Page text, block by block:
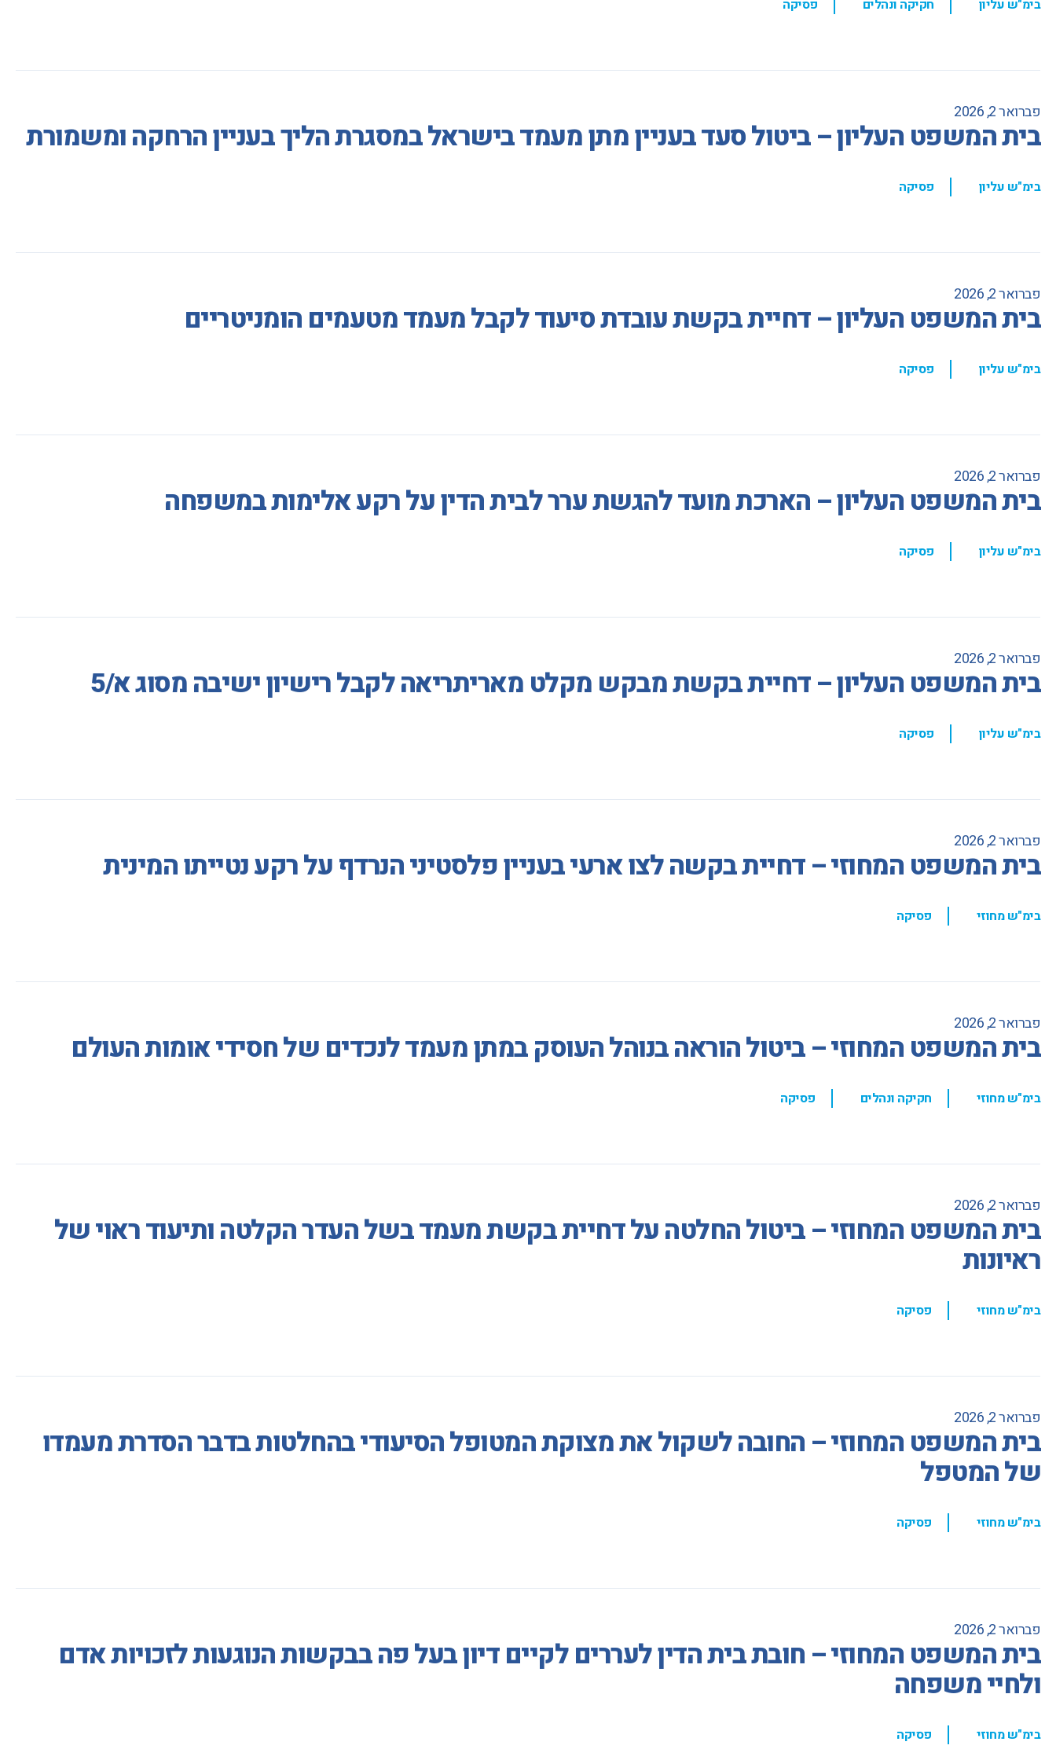
בימ"ש עליון חקיקה ונהלים פסיקה
פברואר 2, 2026
בית המשפט העליון – ביטול סעד בעניין מתן מעמד בישראל במסגרת הליך בעניין הרחקה ומשמורת
בימ"ש עליון , פסיקה
פברואר 2, 2026
בית המשפט העליון – דחיית בקשת עובדת סיעוד לקבל מעמד מטעמים הומניטריים
בימ"ש עליון , פסיקה
פברואר 2, 2026
בית המשפט העליון – הארכת מועד להגשת ערר לבית הדין על רקע אלימות במשפחה
בימ"ש עליון , פסיקה
פברואר 2, 2026
בית המשפט העליון – דחיית בקשת מבקש מקלט מאריתריאה לקבל רישיון ישיבה מסוג א/5
בימ"ש עליון , פסיקה
פברואר 2, 2026
בית המשפט המחוזי – דחיית בקשה לצו ארעי בעניין פלסטיני הנרדף על רקע נטייתו המינית
בימ"ש מחוזי , פסיקה
פברואר 2, 2026
בית המשפט המחוזי – ביטול הוראה בנוהל העוסק במתן מעמד לנכדים של חסידי אומות העולם
בימ"ש מחוזי , חקיקה ונהלים , פסיקה
פברואר 2, 2026
בית המשפט המחוזי – ביטול החלטה על דחיית בקשת מעמד בשל העדר הקלטה ותיעוד ראוי של
ראיונות
בימ"ש מחוזי , פסיקה
פברואר 2, 2026
בית המשפט המחוזי – החובה לשקול את מצוקת המטופל הסיעודי בהחלטות בדבר הסדרת מעמדו
של המטפל
בימ"ש מחוזי , פסיקה
פברואר 2, 2026
בית המשפט המחוזי – חובת בית הדין לעררים לקיים דיון בעל פה בבקשות הנוגעות לזכויות אדם
ולחיי משפחה
בימ"ש מחוזי , פסיקה